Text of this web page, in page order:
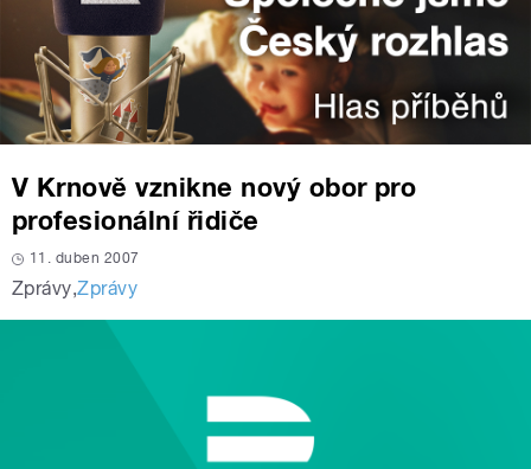
V Krnově vznikne nový obor pro
profesionální řidiče
11. duben 2007
Zprávy,Zprávy